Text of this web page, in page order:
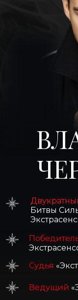
Битвы
Судья
Ведущий